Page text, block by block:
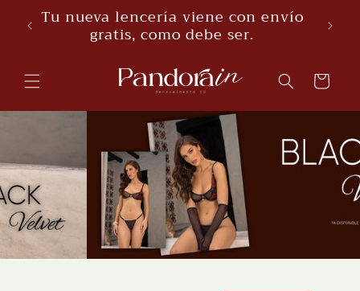
Skip to
content
Tu nueva lencería viene con envío
gratis, como debe ser.
Cart